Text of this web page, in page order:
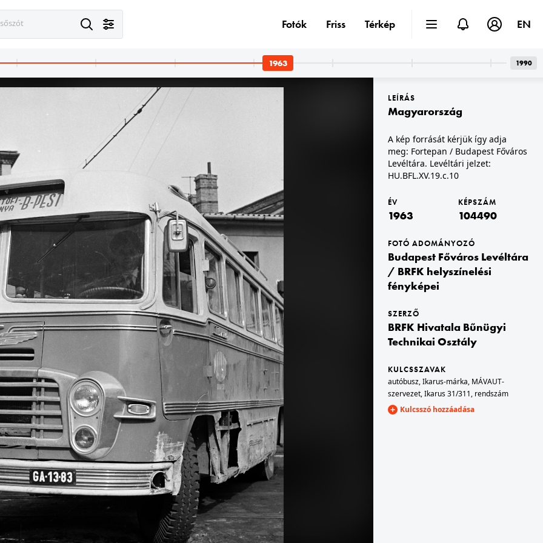
Budapest Főváros Levéltára. Levéltári jelzet: HU.BFL.XV.19.c.10
Bartók Béla út - Ballagi Mór utca sarok. A kép forrását kérjük így adja meg: Fortepan / Budapest Főváros Levéltára. Levéltári jelzet: HU.BFL.XV.19.c.10
1963 · Magyarország
A kép forrását kérjük így adja meg: Fortepan / Budapest Főváros Levéltára. Levéltári jelzet: HU.BFL.XV.19.c.10
Főváros Levéltára. Levéltári jelzet: HU.BFL.XV.19.c.10
1963 · Magyarország
A kép forrását kérjük így adja meg: Fortepan / Budapest Főváros Levéltára. Levéltári jelzet: HU.BFL.XV.19.c.10
1963 · Budapest VII.
Klauzál utca 13. A kép forrását kérjük így adja meg: Fortepan / Budapest Főváros Levéltára. Levéltári jelzet: HU.BFL.XV.19.c.10
A kép forrását kérjük így adja meg: Fortepan / Budapest Főváros Levéltára. Levéltári jelzet: HU.BFL.XV.19.c.10
XIV.
Főváros Levéltára. Levéltári jelzet: HU.BFL.XV.19.c.10
1963 · Budapest VII.
Péterfy Sándor utca 22., balra a Bethlen Gábor utca. A kép forrását kérjük így adja meg: Fortepan / Budapest Főváros Levéltára. Levéltári jelzet: HU.BFL.XV.19.c.10
1963 · Budapest VII.
Péterfy Sándor utca 22., kint jobbra a Bethlen Gábor utca sarok látszik. A kép forrását kérjük így adja meg: Fortepan / Budapest Főváros Levéltára. Levéltári jelzet: HU.BFL.XV.19.c.10
LEÍRÁS
Magyarország
A kép forrását kérjük így adja
meg: Fortepan / Budapest Főváros
Levéltára. Levéltári jelzet:
HU.BFL.XV.19.c.10
ÉV
1963
KÉPSZÁM
104490
FOTÓ ADOMÁNYOZÓ
Budapest Főváros Levéltára
/ BRFK helyszínelési
fényképei
SZERZŐ
BRFK Hivatala Bűnügyi
Technikai Osztály
KULCSSZAVAK
autóbusz,Ikarus-márka, MÁVAUT-
szervezet,Ikarus 31/311, rendszám
Kulcsszó hozzáadása
Fotók Friss Térkép EN
1990
1963